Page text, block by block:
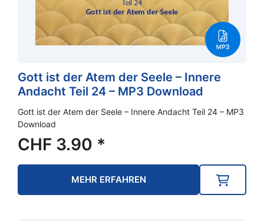
Gott ist der Atem der Seele – Innere
Andacht Teil 24 – MP3 Download
Gott ist der Atem der Seele – Innere Andacht Teil 24 – MP3
Download
CHF 3.90 *
MEHR ERFAHREN